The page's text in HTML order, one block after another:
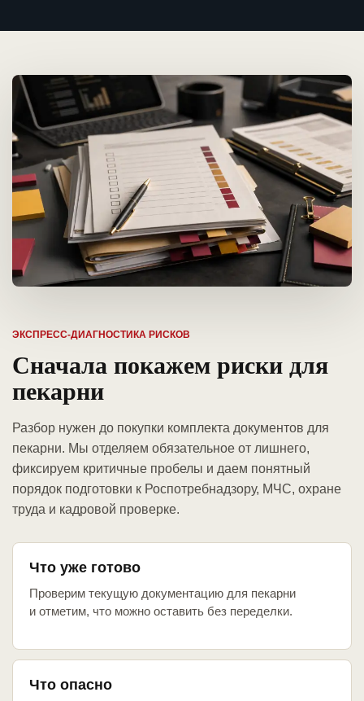
ЭКСПРЕСС-ДИАГНОСТИКА РИСКОВ
Сначала покажем риски для
пекарни
Разбор нужен до покупки комплекта документов для
пекарни. Мы отделяем обязательное от лишнего,
фиксируем критичные пробелы и даем понятный
порядок подготовки к Роспотребнадзору, МЧС, охране
труда и кадровой проверке.
Что уже готово
Проверим текущую документацию для пекарни
и отметим, что можно оставить без переделки.
Что опасно